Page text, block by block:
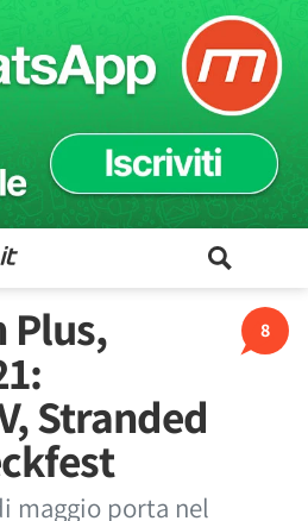
8
Plus,
Stranded
maggio porta nel